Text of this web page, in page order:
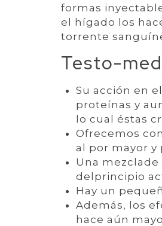
formas
el hígado los
torrente
Testo-
Su acción en
proteínas y
lo cual éstas
Ofrecemos
al por mayor y
Una
delprincipio
Hay un
Además, los
hace aún